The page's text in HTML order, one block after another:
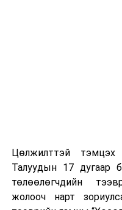
Цөлжилттэй
Талуудын 17 дугаар
төлөөлөгчдийн
жолооч нарт